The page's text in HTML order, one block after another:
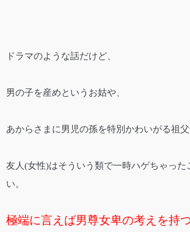
ドラマのような話だけど、
男の子を産めというお姑や、
あからさまに男児の孫を特別かわいがる祖父
友人(女性)はそういう類で一時ハゲちゃった
い。
極端に言えば男尊女卑の考えを持